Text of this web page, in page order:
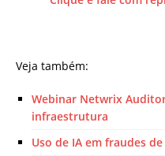
Veja também:
Webinar Netwrix
infraestrutura
Uso de IA em fraudes